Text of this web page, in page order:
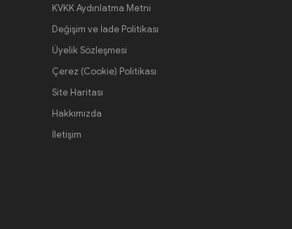
KVKK Aydınlatma Metni
Değişim ve İade Politikası
Üyelik Sözleşmesi
Çerez (Cookie) Politikası
Site Haritası
Hakkımızda
İletişim